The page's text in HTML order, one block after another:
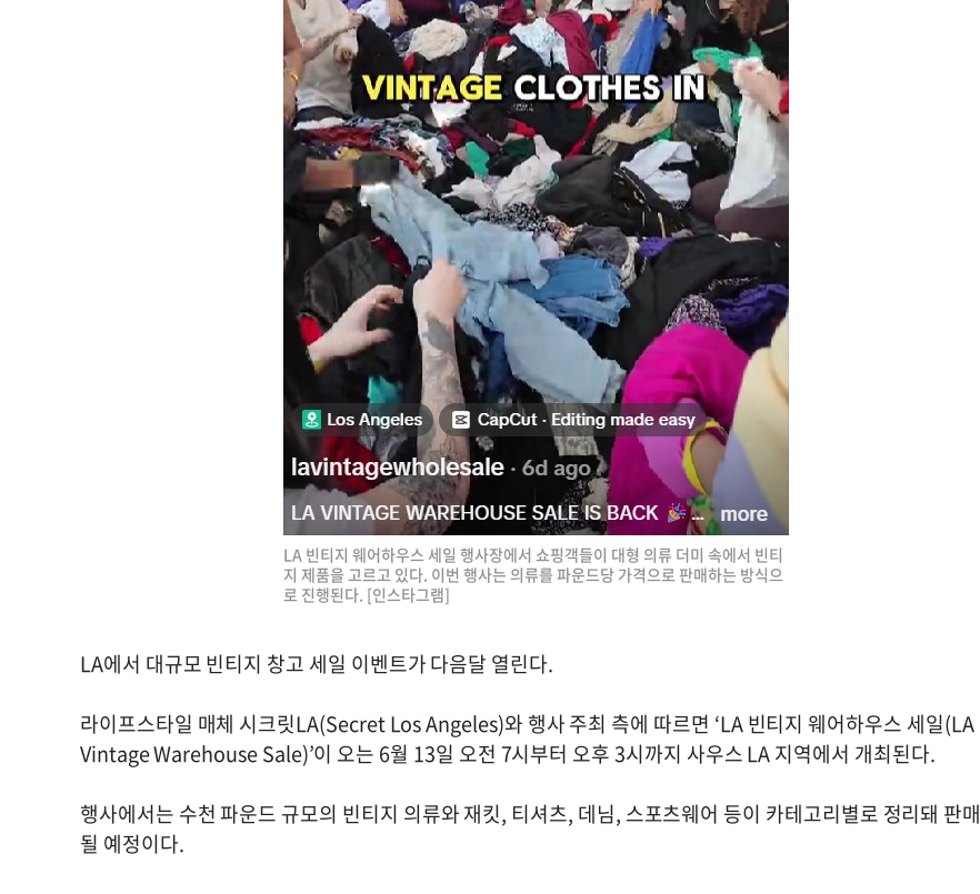
LA 빈티지 웨어하우스 세일 행사장에서 쇼핑객들이 대형 의류 더미 속에서 빈티
지 제품을 고르고 있다. 이번 행사는 의류를 파운드당 가격으로 판매하는 방식으
로 진행된다. [인스타그램]
LA에서 대규모 빈티지 창고 세일 이벤트가 다음달 열린다.
라이프스타일 매체 시크릿LA(Secret Los Angeles)와 행사 주최 측에 따르면 ‘LA 빈티지 웨어하우스 세일(LA
Vintage Warehouse Sale)’이 오는 6월 13일 오전 7시부터 오후 3시까지 사우스 LA 지역에서 개최된다.
행사에서는 수천 파운드 규모의 빈티지 의류와 재킷, 티셔츠, 데님, 스포츠웨어 등이 카테고리별로 정리돼 판매
될 예정이다.